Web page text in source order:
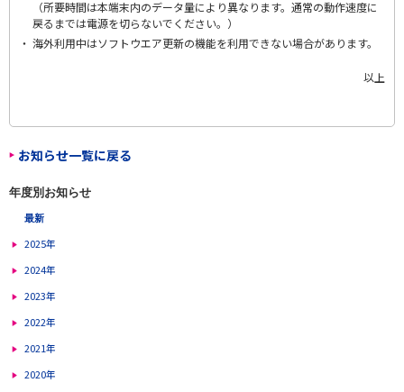
（所要時間は本端末内のデータ量により異なります。通常の動作速度に
戻るまでは電源を切らないでください。）
海外利用中はソフトウエア更新の機能を利用できない場合があります。
以上
お知らせ一覧に戻る
年度別お知らせ
最新
2025年
2024年
2023年
2022年
2021年
2020年